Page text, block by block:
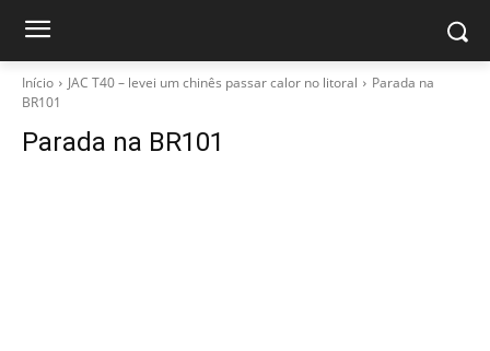
Início JAC T40 – levei um chinês passar calor no litoral
Parada na
BR101
Parada na BR101